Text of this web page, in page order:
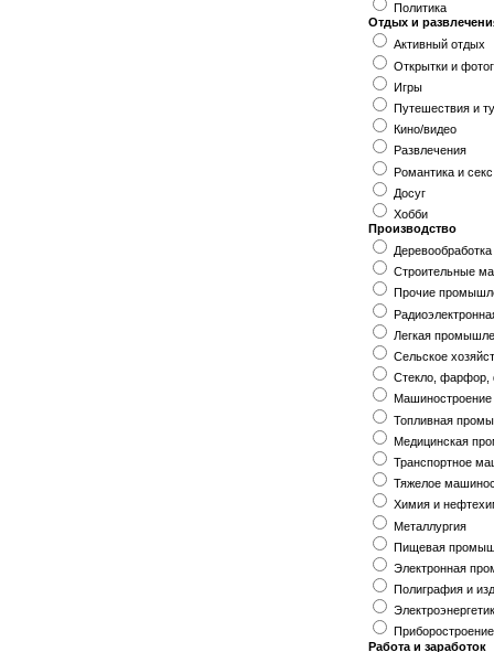
Политика
Отдых и
Активный отдых
Открытки и
Игры
Путешествия и
Кино/видео
Развлечения
Романтика и секс
Досуг
Хобби
Производство
Деревообработка
Строительные
Прочие
Легкая
Сельское
Стекло, фарфор,
Машиностроение
Топливная
Медицинская
Транспортное
Тяжелое
Химия и
Металлургия
Пищевая
Электронная
Полиграфия и
Приборостроение
Работа и заработок